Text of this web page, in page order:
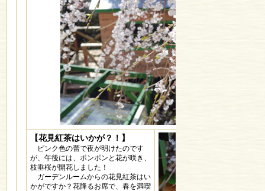
【花見紅茶はいかが？！】
ピンク色の蕾で夜が明けたのです
が、午後には、ポンポンと花が咲き、
枝垂桜が開花しました！
ガーデンルームからの花見紅茶はい
かがですか？花降るお席で、春を満喫